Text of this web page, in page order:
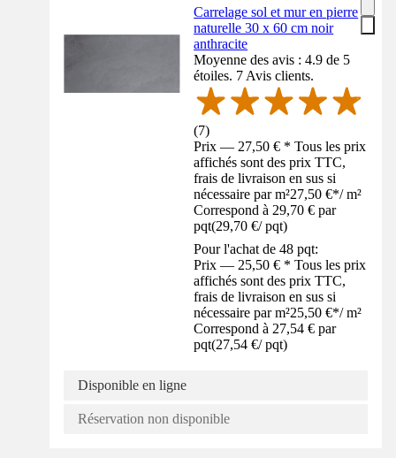
Carrelage sol et mur en pierre
naturelle 30 x 60 cm noir
anthracite
Moyenne des avis : 4.9 de 5
étoiles. 7 Avis clients.
(7)
Prix — 27,50 € * Tous les prix
affichés sont des prix TTC,
frais de livraison en sus si
nécessaire par m²27,50 €*/ m²
Correspond à 29,70 € par
pqt(29,70 €/ pqt)
Pour l'achat de 48 pqt:
Prix — 25,50 € * Tous les prix
affichés sont des prix TTC,
frais de livraison en sus si
nécessaire par m²25,50 €*/ m²
Correspond à 27,54 € par
pqt(27,54 €/ pqt)
Disponible en ligne
Réservation non disponible